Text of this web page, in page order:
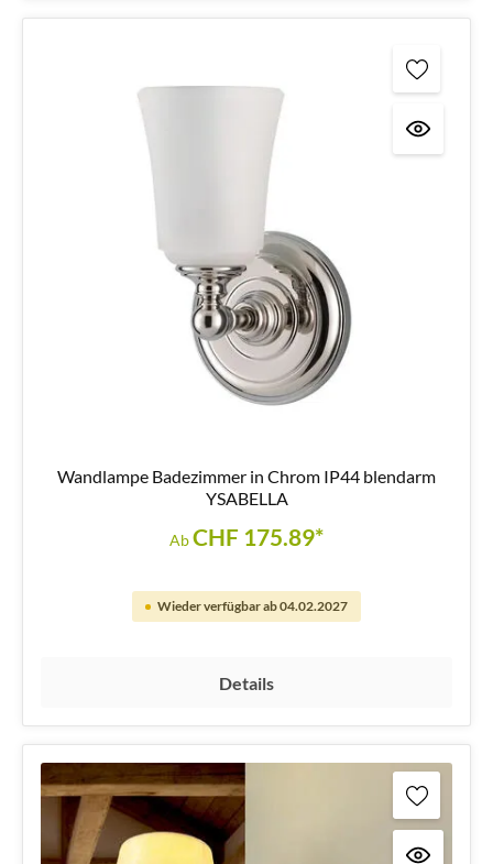
Wandlampe Badezimmer in Chrom IP44 blendarm
YSABELLA
AbCHF 175.89*
Wieder verfügbar ab 04.02.2027
Details